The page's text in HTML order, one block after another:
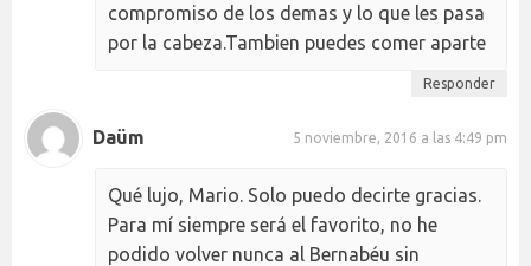
compromiso de los demas y lo que les pasa
por la cabeza.Tambien puedes comer aparte
Responder
Daüm 5 noviembre, 2016 a las 4:49 pm
Qué lujo, Mario. Solo puedo decirte gracias.
Para mí siempre será el favorito, no he
podido volver nunca al Bernabéu sin